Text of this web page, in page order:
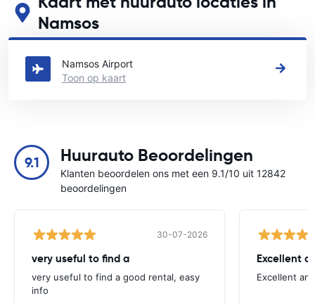
Namsos
Zie onze belangrijkste autoverhuur locaties in Namsos
Namsos Airport
Toon op kaart
9.1 Huurauto Beoordelingen
Klanten beoordelen ons met een 9.1/10 uit 12842
beoordelingen
30-07-2026
very useful to find a
very useful to find a good rental, easy
info
Excellent
Excellent